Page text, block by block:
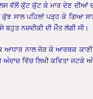
ਵੱਲੋਂ ਕੁੱਟ ਕੁੱਟ ਕੇ ਮਾਰ ਦੇਣ ਦੀਆਂ
ਕੁੱਝ ਸਾਲ ਪਹਿਲਾਂ ਪੜ੍ਹ ਕੇ ਗਿਆ
ਨਜ਼ਦੀਕੀ ਦੀ ਮੌੱਤ ਲੱਗੀ ਸੀ।
ਨਾਲ ਜੋੜ ਕੇ ਆਰਥਕ
ਵਿੱਚ ਲਿਖੀ ਕਵਿਤਾ ਜਟਕੇ